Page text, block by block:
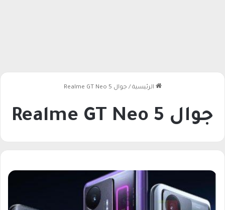
الرئيسية / جوال Realme GT Neo 5
جوال Realme GT Neo 5